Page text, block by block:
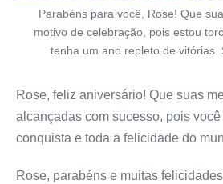
Parabéns para você, Rose! Que
motivo de celebração, pois estou
tenha um ano repleto de vitórias.
Rose, feliz aniversário! Que suas
alcançadas com sucesso, pois
conquista e toda a felicidade do
Rose, parabéns e muitas